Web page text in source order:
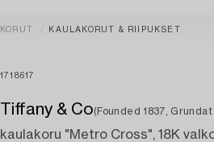
KORUT KAULAKORUT & RIIPUKSET
1718617
Tiffany & Co(Founded 1837, Grundat
kaulakoru "Metro Cross", 18K